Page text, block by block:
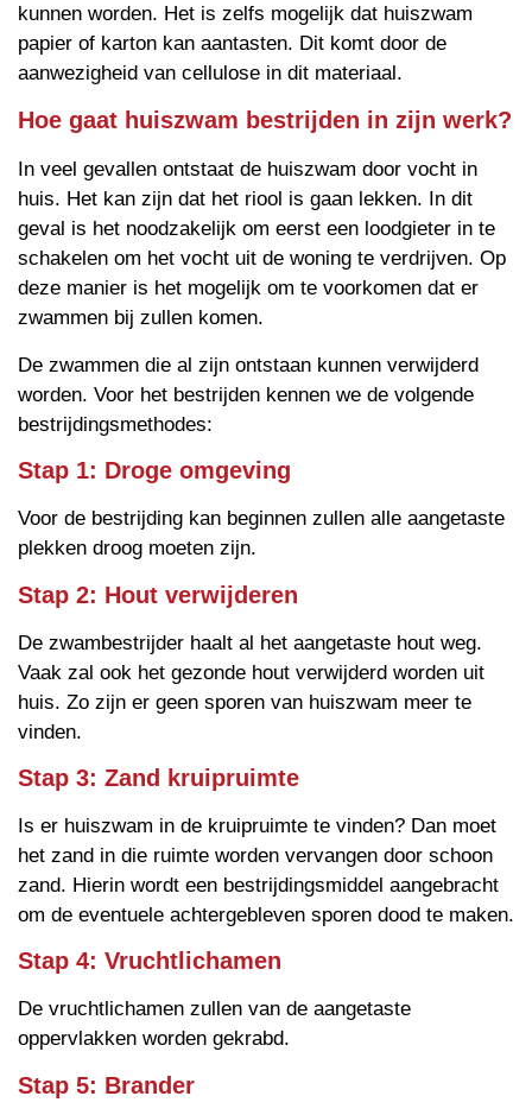
kunnen worden. Het is zelfs mogelijk dat huiszwam
papier of karton kan aantasten. Dit komt door de
aanwezigheid van cellulose in dit materiaal.
Hoe gaat huiszwam bestrijden in zijn werk?
In veel gevallen ontstaat de huiszwam door vocht in
huis. Het kan zijn dat het riool is gaan lekken. In dit
geval is het noodzakelijk om eerst een loodgieter in te
schakelen om het vocht uit de woning te verdrijven. Op
deze manier is het mogelijk om te voorkomen dat er
zwammen bij zullen komen.
De zwammen die al zijn ontstaan kunnen verwijderd
worden. Voor het bestrijden kennen we de volgende
bestrijdingsmethodes:
Stap 1: Droge omgeving
Voor de bestrijding kan beginnen zullen alle aangetaste
plekken droog moeten zijn.
Stap 2: Hout verwijderen
De zwambestrijder haalt al het aangetaste hout weg.
Vaak zal ook het gezonde hout verwijderd worden uit
huis. Zo zijn er geen sporen van huiszwam meer te
vinden.
Stap 3: Zand kruipruimte
Is er huiszwam in de kruipruimte te vinden? Dan moet
het zand in die ruimte worden vervangen door schoon
zand. Hierin wordt een bestrijdingsmiddel aangebracht
om de eventuele achtergebleven sporen dood te maken.
Stap 4: Vruchtlichamen
De vruchtlichamen zullen van de aangetaste
oppervlakken worden gekrabd.
Stap 5: Brander